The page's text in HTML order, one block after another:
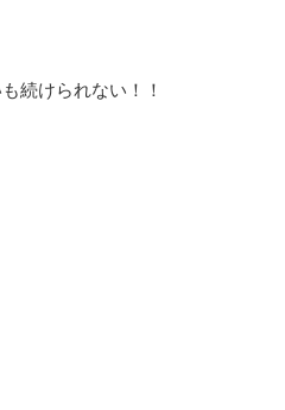
続けられない！！